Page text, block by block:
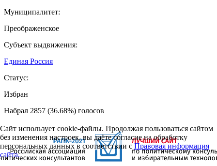
Муниципалитет:
Преображенское
Субъект выдвижения:
Единая Россия
Статус:
Избран
Набрал 2857 (36.68%) голосов
Сайт использует cookie-файлы. Продолжая пользоваться сайтом
без изменения настроек, вы даёте согласие на обработку
персональных данных в соответствии сПравовая информация
сайта.